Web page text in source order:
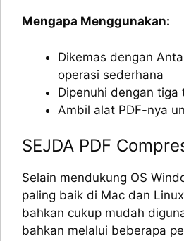
Mengapa Menggunakan:
Dikemas dengan
operasi sederhana
Dipenuhi dengan
Ambil alat PDF-nya
SEJDA PDF
Selain mendukung OS
paling baik di Mac dan
bahkan cukup mudah
bahkan melalui beberapa